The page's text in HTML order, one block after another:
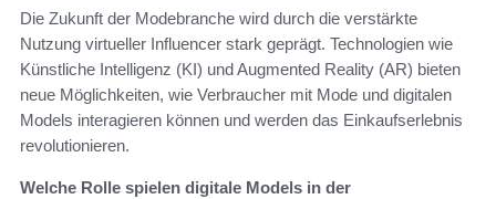
Die Zukunft der Modebranche wird durch die verstärkte
Nutzung virtueller Influencer stark geprägt. Technologien wie
Künstliche Intelligenz (KI) und Augmented Reality (AR) bieten
neue Möglichkeiten, wie Verbraucher mit Mode und digitalen
Models interagieren können und werden das Einkaufserlebnis
revolutionieren.
Welche Rolle spielen digitale Models in der